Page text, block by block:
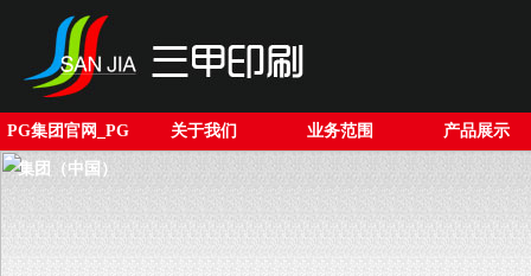
PG集团官网_PG
集团（中国）
关于我们 业务范围 产品展示